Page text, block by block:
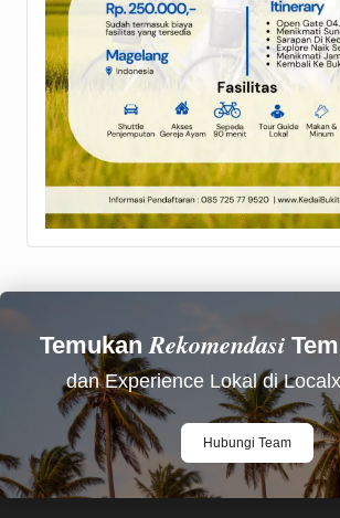
TemukanRekomendasi
dan Experience Lokal di
Hubungi Team